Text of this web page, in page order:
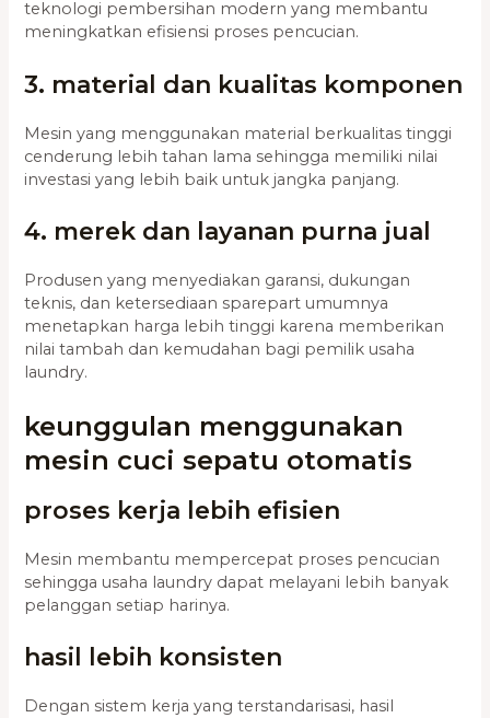
teknologi pembersihan modern yang membantu
meningkatkan efisiensi proses pencucian.
3. material dan kualitas komponen
Mesin yang menggunakan material berkualitas tinggi
cenderung lebih tahan lama sehingga memiliki nilai
investasi yang lebih baik untuk jangka panjang.
4. merek dan layanan purna jual
Produsen yang menyediakan garansi, dukungan
teknis, dan ketersediaan sparepart umumnya
menetapkan harga lebih tinggi karena memberikan
nilai tambah dan kemudahan bagi pemilik usaha
laundry.
keunggulan menggunakan
mesin cuci sepatu otomatis
proses kerja lebih efisien
Mesin membantu mempercepat proses pencucian
sehingga usaha laundry dapat melayani lebih banyak
pelanggan setiap harinya.
hasil lebih konsisten
Dengan sistem kerja yang terstandarisasi, hasil